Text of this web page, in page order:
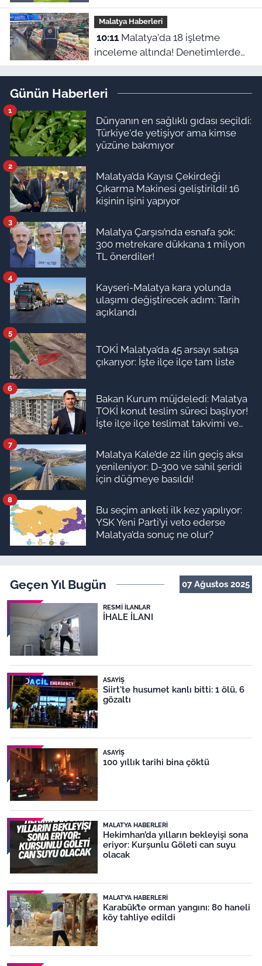
şansı yakalayacak
Malatya Haberleri
10:11Malatya'da 18 işletme
inceleme altında! Denetimlerde
544 bin liralık ceza kesildi
Günün Haberleri
Dünyanın en sağlıklı gıdası seçildi:
Türkiye'de yetişiyor ama kimse
yüzüne bakmıyor
1
Malatya’da Kayısı Çekirdeği
Çıkarma Makinesi geliştirildi! 16
kişinin işini yapıyor
2
Malatya Çarşısı’nda esnafa şok:
300 metrekare dükkana 1 milyon
TL önerdiler!
3
Kayseri-Malatya kara yolunda
ulaşımı değiştirecek adım: Tarih
açıklandı
4
TOKİ Malatya’da 45 arsayı satışa
çıkarıyor: İşte ilçe ilçe tam liste
5
Bakan Kurum müjdeledi: Malatya
TOKİ konut teslim süreci başlıyor!
İşte ilçe ilçe teslimat takvimi ve
6
Malatya Kale’de 22 ilin geçiş aksı
yenileniyor: D-300 ve sahil şeridi
için düğmeye basıldı!
7
Bu seçim anketi ilk kez yapılıyor:
YSK Yeni Parti’yi veto ederse
Malatya’da sonuç ne olur?
8
Geçen Yıl Bugün 07 Ağustos 2025
RESMI İLANLAR
İHALE İLANI
ASAYIŞ
Siirt'te husumet kanlı bitti: 1 ölü, 6
gözaltı
ASAYIŞ
100 yıllık tarihi bina çöktü
MALATYA HABERLERI
Hekimhan’da yılların bekleyişi sona
eriyor: Kurşunlu Göleti can suyu
olacak
MALATYA HABERLERI
Karabük’te orman yangını: 80 haneli
köy tahliye edildi